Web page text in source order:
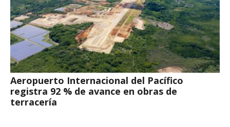
Aeropuerto Internacional del Pacífico
registra 92 % de avance en obras de
terracería